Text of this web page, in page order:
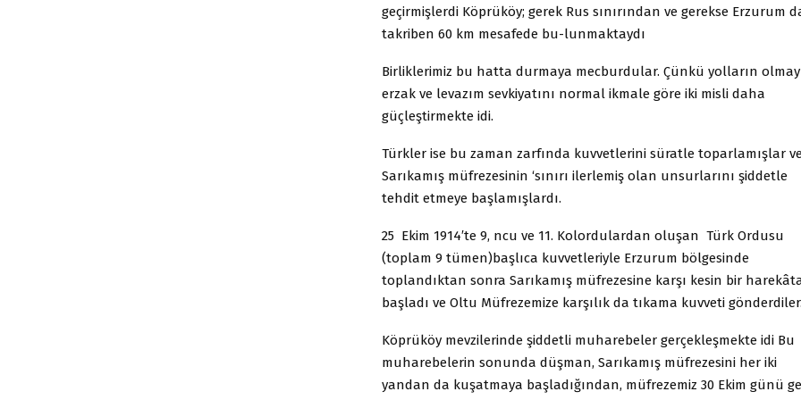
geçirmişlerdi Köprüköy; gerek Rus sınırından ve gerekse Erzurum
takriben 60 km mesafede bu-lunmaktaydı
Birliklerimiz bu hatta durmaya mecburdular. Çünkü yolların
erzak ve levazım sevkiyatını normal ikmale göre iki misli daha
güçleştirmekte idi.
Türkler ise bu zaman zarfında kuvvetlerini süratle toparlamışlar
Sarıkamış müfrezesinin ‘sınırı ilerlemiş olan unsurlarını şiddetle
tehdit etmeye başlamışlardı.
25 Ekim 1914′te 9, ncu ve 11. Kolordulardan oluşan Türk Ordusu
(toplam 9 tümen)başlıca kuvvetleriyle Erzurum bölgesinde
toplandıktan sonra Sarıkamış müfrezesine karşı kesin bir
başladı ve Oltu Müfrezemize karşılık da tıkama kuvveti gönderdiler.
Köprüköy mevzilerinde şiddetli muharebeler gerçekleşmekte idi Bu
muharebelerin sonunda düşman, Sarıkamış müfrezesini her iki
yandan da kuşatmaya başladığından, müfrezemiz 30 Ekim günü